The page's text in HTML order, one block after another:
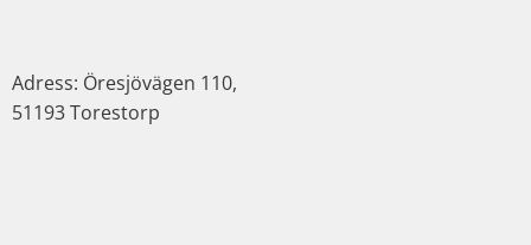
Adress: Öresjövägen 110,
51193 Torestorp